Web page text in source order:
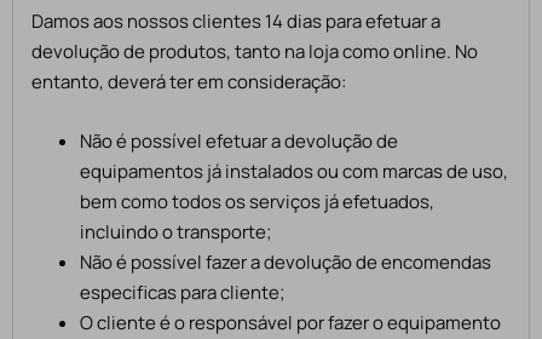
Damos aos nossos clientes 14 dias para efetuar a
devolução de produtos, tanto na loja como online. No
entanto, deverá ter em consideração:
Não é possível efetuar a devolução de
equipamentos já instalados ou com marcas de uso,
bem como todos os serviços já efetuados,
incluindo o transporte;
Não é possível fazer a devolução de encomendas
especificas para cliente;
O cliente é o responsável por fazer o equipamento